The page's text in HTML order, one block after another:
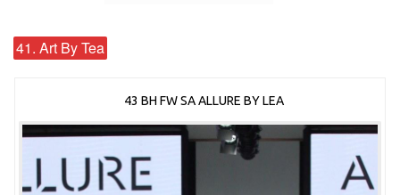
41. Art By Tea
43 BH FW SA ALLURE BY LEA